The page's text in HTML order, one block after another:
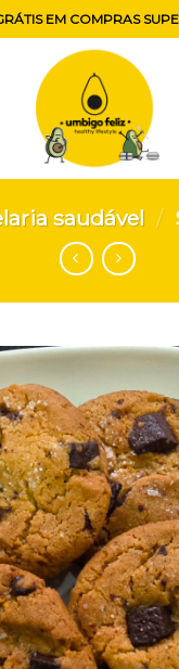
EM COMPRAS
saudável /